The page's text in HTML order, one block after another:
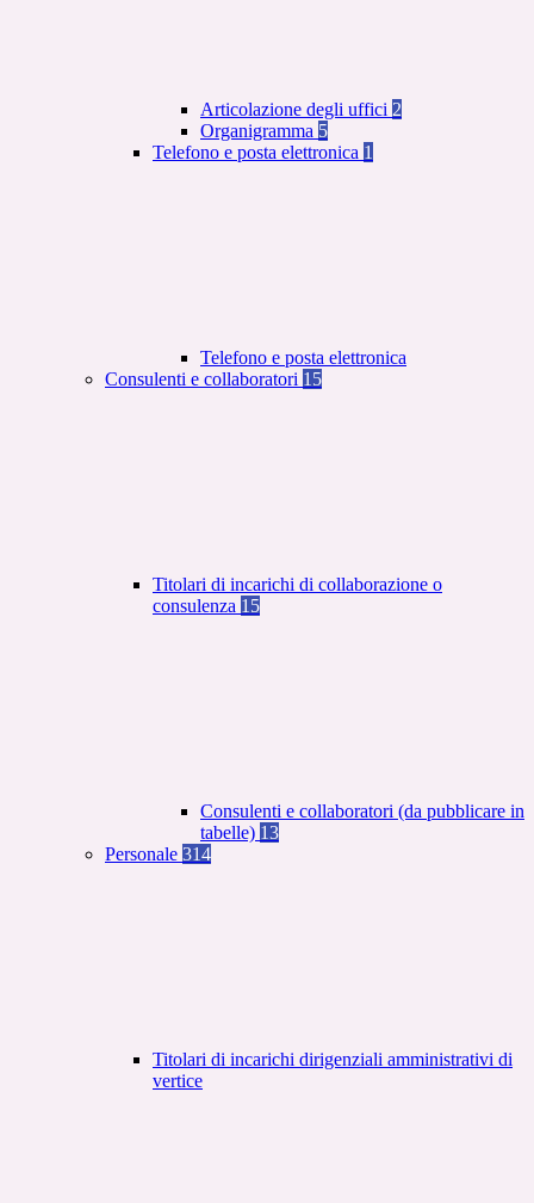
Articolazione degli uffici 2
Organigramma 5
Telefono e posta elettronica 1
Telefono e posta elettronica
Consulenti e collaboratori 15
Titolari di incarichi di collaborazione o
consulenza 15
Consulenti e collaboratori (da pubblicare in
tabelle) 13
Personale 314
Titolari di incarichi dirigenziali amministrativi di
vertice